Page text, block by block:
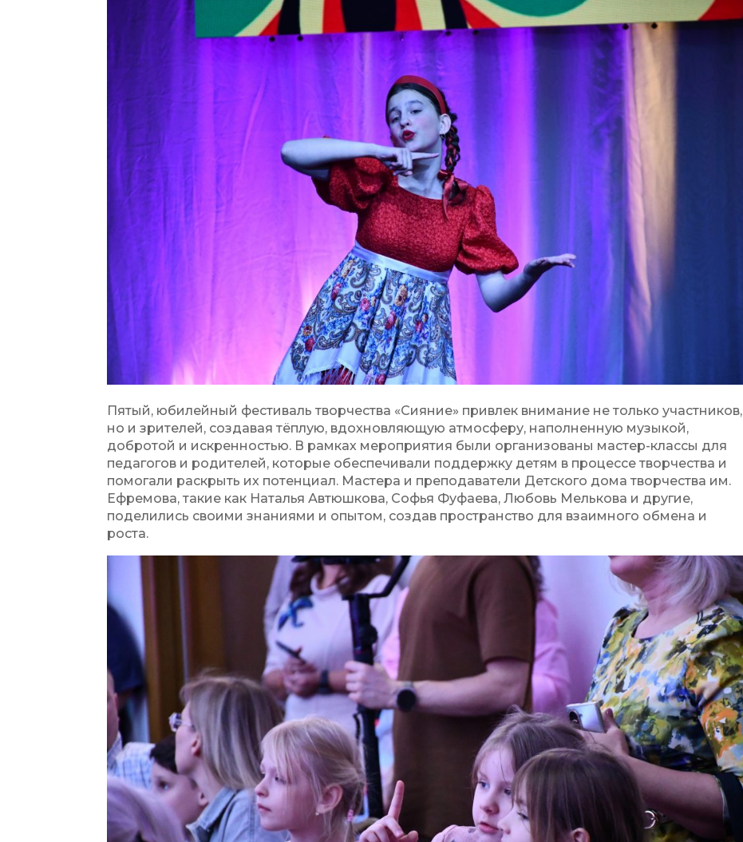
Пятый, юбилейный фестиваль творчества «Сияние» привлек внимание не только участников,
но и зрителей, создавая тёплую, вдохновляющую атмосферу, наполненную музыкой,
добротой и искренностью. В рамках мероприятия были организованы мастер-классы для
педагогов и родителей, которые обеспечивали поддержку детям в процессе творчества и
помогали раскрыть их потенциал. Мастера и преподаватели Детского дома творчества им.
Ефремова, такие как Наталья Автюшкова, Софья Фуфаева, Любовь Мелькова и другие,
поделились своими знаниями и опытом, создав пространство для взаимного обмена и
роста.